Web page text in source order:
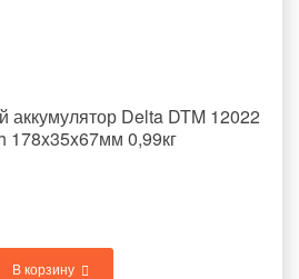
аккумулятор Delta DTM 12022
178x35x67мм 0,99кг
В корзину